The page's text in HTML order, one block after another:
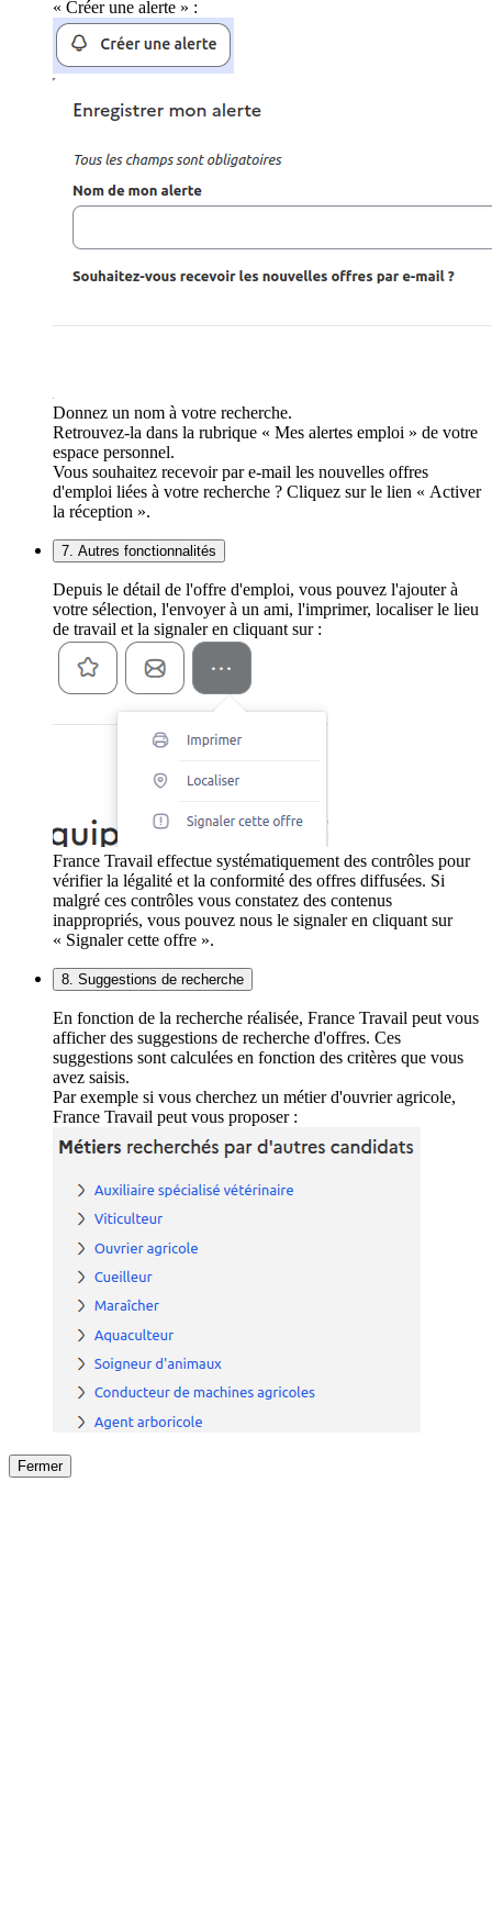
« Créer une alerte » :
Donnez un nom à votre recherche.
Retrouvez-la dans la rubrique « Mes alertes emploi » de votre
espace personnel.
Vous souhaitez recevoir par e-mail les nouvelles offres
d'emploi liées à votre recherche ? Cliquez sur le lien « Activer
la réception ».
7. Autres fonctionnalités
Depuis le détail de l'offre d'emploi, vous pouvez l'ajouter à
votre sélection, l'envoyer à un ami, l'imprimer, localiser le lieu
de travail et la signaler en cliquant sur :
France Travail effectue systématiquement des contrôles pour
vérifier la légalité et la conformité des offres diffusées. Si
malgré ces contrôles vous constatez des contenus
inappropriés, vous pouvez nous le signaler en cliquant sur
« Signaler cette offre ».
8. Suggestions de recherche
En fonction de la recherche réalisée, France Travail peut vous
afficher des suggestions de recherche d'offres. Ces
suggestions sont calculées en fonction des critères que vous
avez saisis.
Par exemple si vous cherchez un métier d'ouvrier agricole,
France Travail peut vous proposer :
Fermer